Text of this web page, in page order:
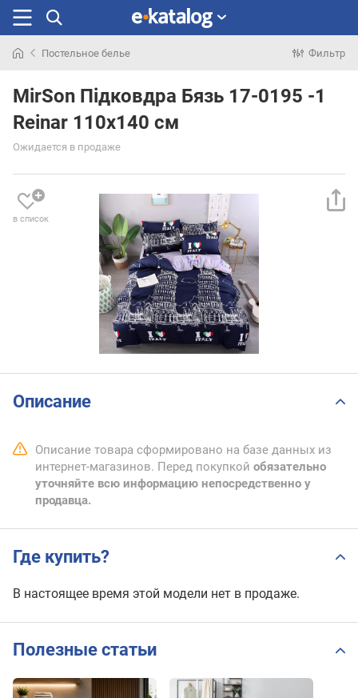
раньше
Постельное белье Фильтр
MirSon Підковдра Бязь 17-0195 -1
Reinar 110х140 см
Ожидается в продаже
в список
Описание
Описание товара сформировано на базе данных из
интернет-магазинов. Перед покупкой обязательно
уточняйте всю информацию непосредственно у
продавца.
Где купить?
В настоящее время этой модели нет в продаже.
Полезные статьи